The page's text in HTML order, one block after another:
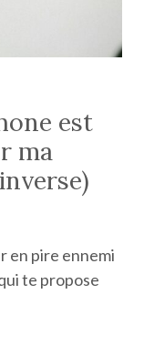
est
ma
en pire ennemi
te propose